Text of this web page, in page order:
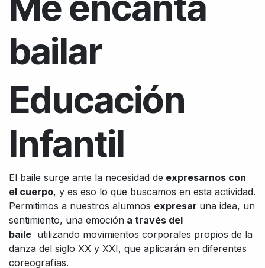
bailar
Educación
Infantil
El baile surge ante la necesidad de expresarnos con
el cuerpo, y es eso lo que buscamos en esta actividad.
Permitimos a nuestros alumnos expresar una idea, un
sentimiento, una emoción a través del
baile utilizando movimientos corporales propios de la
danza del siglo XX y XXI, que aplicarán en diferentes
coreografías.